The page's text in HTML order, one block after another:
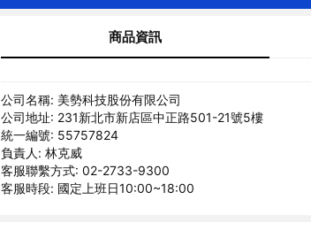
商品資訊
公司名稱: 美勢科技股份有限公司
公司地址: 231新北市新店區中正路501-21號5樓
統一編號: 55757824
負責人: 林克威
客服聯繫方式: 02-2733-9300
客服時段: 國定上班日10:00~18:00